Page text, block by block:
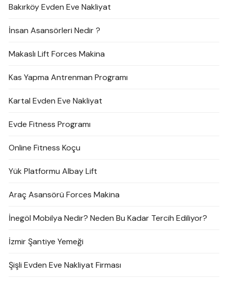
Bakırköy Evden Eve Nakliyat
İnsan Asansörleri Nedir ?
Makaslı Lift Forces Makina
Kas Yapma Antrenman Programı
Kartal Evden Eve Nakliyat
Evde Fitness Programı
Online Fitness Koçu
Yük Platformu Albay Lift
Araç Asansörü Forces Makina
İnegöl Mobilya Nedir? Neden Bu Kadar Tercih Ediliyor?
İzmir Şantiye Yemeği
Şişli Evden Eve Nakliyat Firması